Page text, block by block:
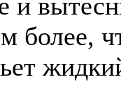
и
более,